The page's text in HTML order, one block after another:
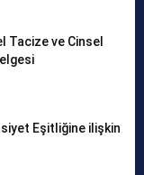
Tacize ve Cinsel
Eşitliğine ilişkin